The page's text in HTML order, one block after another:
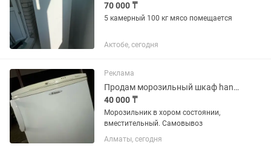
70 000 ₸
5 камерный 100 кг мясо помещается
Актобе, сегодня
Реклама
Продам морозильный шкаф hansa
40 000 ₸
Морозильник в хором состоянии,
вместительный. Самовывоз
Алматы, сегодня